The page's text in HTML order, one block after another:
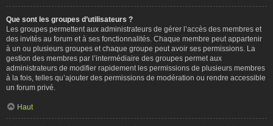
Que sont les groupes d’utilisateurs ?
Les groupes permettent aux administrateurs de gérer l’accès des membres et
des invités au forum et à ses fonctionnalités. Chaque membre peut appartenir
à un ou plusieurs groupes et chaque groupe peut avoir ses permissions. La
gestion des membres par l’intermédiaire des groupes permet aux
administrateurs de modifier rapidement les permissions de plusieurs membres
à la fois, telles qu’ajouter des permissions de modération ou rendre accessible
un forum privé.
Haut